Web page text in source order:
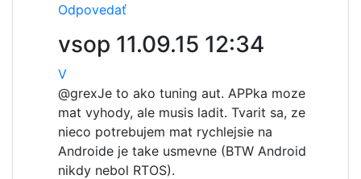
Odpovedať
vsop 11.09.15 12:34
V
@grexJe to ako tuning aut. APPka moze
mat vyhody, ale musis ladit. Tvarit sa, ze
nieco potrebujem mat rychlejsie na
Androide je take usmevne (BTW Android
nikdy nebol RTOS).